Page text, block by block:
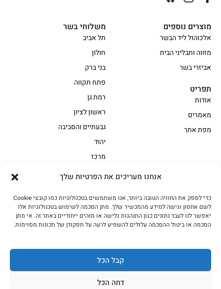
אנחנו מעריכים את הפרטיות שלך
כדי לספק את החוויה הטובה ביותר, אנו משתמשים בטכנולוגיות כמו קובצי Cookie
לשם אחסון וגישה למידע מהמכשיר שלך. מתן הסכמה לשימוש בטכנולוגיות אלו
יאפשר לנו לעבד נתונים כגון התנהגות גלישה או מזהים ייחודיים באתר זה. אי מתן
הסכמה או ביטול ההסכמה עלולים להשפיע לרעה על תפקודן של תכונות מסוימות.
קבל הכל
דחה הכל
אווז
בשר בקר משובח
בשר בקר עגלה משובח
בשר למעשנת
הודו
חלקים אחוריים
מיוחדי מסורת1
נתחי פנים
עוף
משלוחי בשר
תל אביב
חולון
בני ברק
פתח תקווה
רמת גן
ראשון לציון
גבעתיים והסביבה
יהוד
מרכז
מוצרים נוספים
אלכוהול ליד הבשר
מזווה ותבליני הבית
אביזרי בשר
תפריט
אודות
מאמרים
מפת אתר